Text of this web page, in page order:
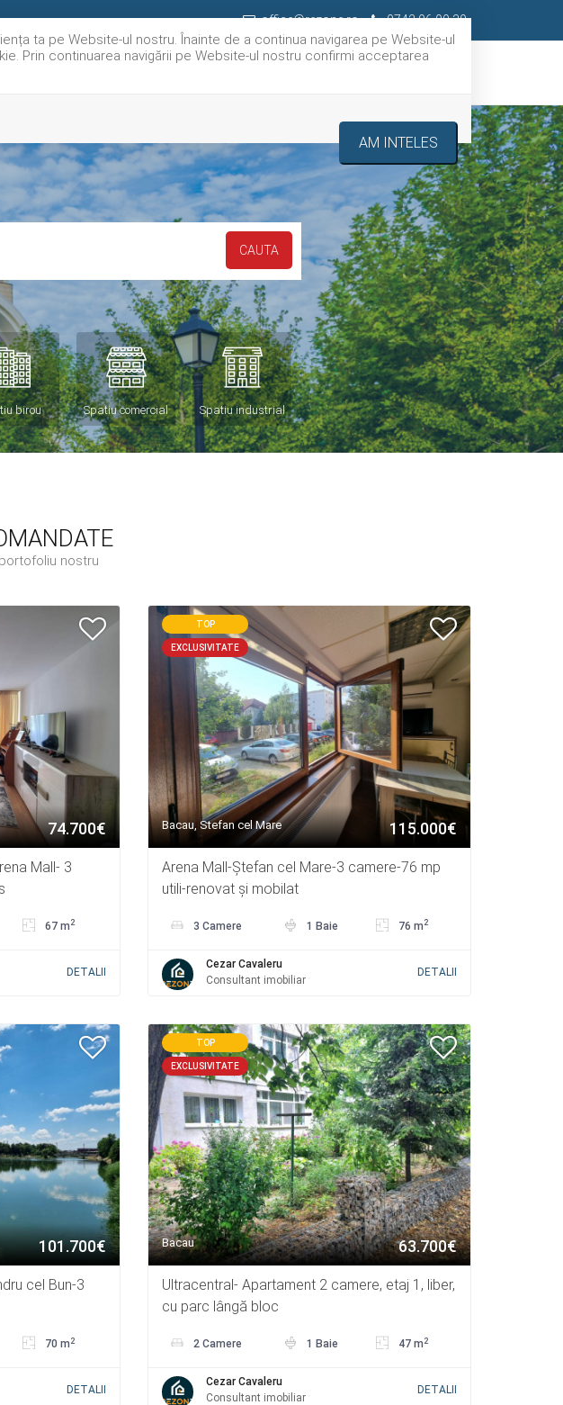
ta pe Website-ul nostru. Înainte de a continua navigarea pe Website-ul
Prin continuarea navigării pe Website-ul nostru confirmi acceptarea
AM INTELES
office@rezone.ro 0742.06.90.30
CAUTA
birou Spatiu comercial Spatiu industrial
nostru
74.700€
Mall- 3
67 m 2
DETALII
TOP
EXCLUSIVITATE
Bacau, Stefan cel Mare 115.000€
Arena Mall-Ștefan cel Mare-3 camere-76 mp
utili-renovat și mobilat
3 Camere 1 Baie 76 m 2
Cezar Cavaleru
Consultant imobiliar
DETALII
101.700€
cel Bun-3
70 m 2
DETALII
TOP
EXCLUSIVITATE
Bacau 63.700€
Ultracentral- Apartament 2 camere, etaj 1, liber,
cu parc lângă bloc
2 Camere 1 Baie 47 m 2
Cezar Cavaleru
Consultant imobiliar
DETALII